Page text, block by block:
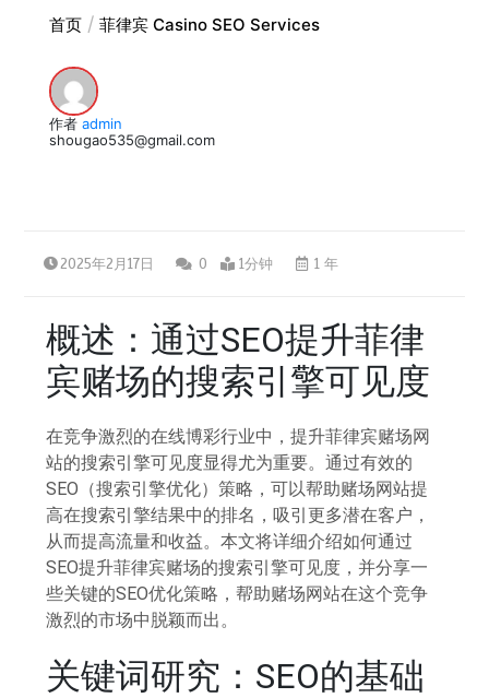
首页 菲律宾 Casino SEO Services
作者 admin
shougao535@gmail.com
2025年2月17日 0 1分钟 1 年
概述：通过SEO提升菲律
宾赌场的搜索引擎可见度
在竞争激烈的在线博彩行业中，提升菲律宾赌场网
站的搜索引擎可见度显得尤为重要。通过有效的
SEO（搜索引擎优化）策略，可以帮助赌场网站提
高在搜索引擎结果中的排名，吸引更多潜在客户，
从而提高流量和收益。本文将详细介绍如何通过
SEO提升菲律宾赌场的搜索引擎可见度，并分享一
些关键的SEO优化策略，帮助赌场网站在这个竞争
激烈的市场中脱颖而出。
关键词研究：SEO的基础